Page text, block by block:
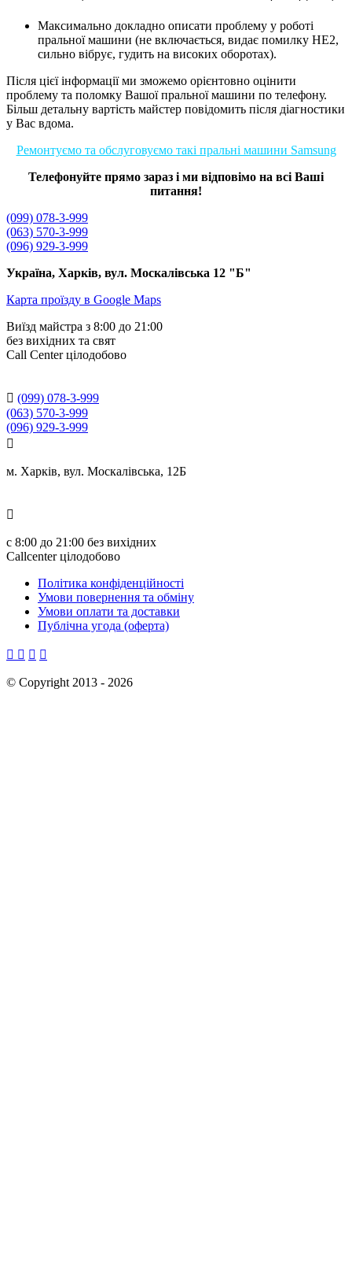
Максимально докладно описати проблему у роботі
пральної машини (не включається, видає помилку HE2,
сильно вібрує, гудить на високих оборотах).
Після цієї інформації ми зможемо орієнтовно оцінити
проблему та поломку Вашої пральної машини по телефону.
Більш детальну вартість майстер повідомить після діагностики
у Вас вдома.
Ремонтуємо та обслуговуємо такі пральні машини Samsung
Телефонуйте прямо зараз і ми відповімо на всі Ваші
питання!
(099) 078-3-999
(063) 570-3-999
(096) 929-3-999
Україна, Харків, вул. Москалівська 12 "Б"
Карта проїзду в Google Maps
Виїзд майстра з 8:00 до 21:00
без вихідних та свят
Сall Сenter цілодобово
 (099) 078-3-999
(063) 570-3-999
(096) 929-3-999

м. Харків, вул. Москалівська, 12Б

с 8:00 до 21:00 без вихідних
Callcenter цілодобово
Політика конфіденційності
Умови повернення та обміну
Умови оплати та доставки
Публічна угода (оферта)
   
© Copyright 2013 - 2026